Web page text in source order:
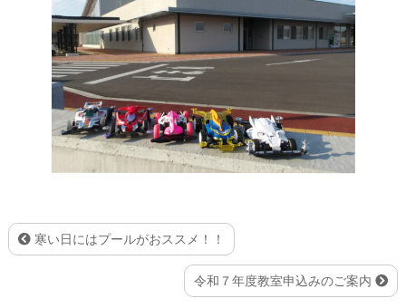
寒い日にはプールがおススメ！！
令和７年度教室申込みのご案内